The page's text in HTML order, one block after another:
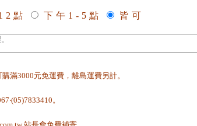
點 下午1-5點 皆可
滿3000元免運費，離島運費另計。
。